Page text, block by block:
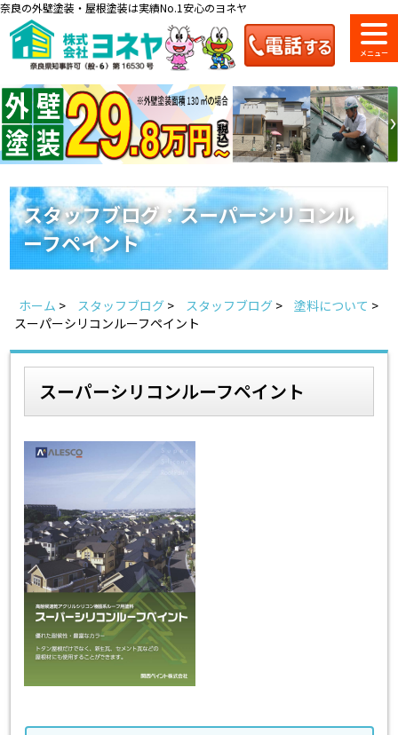
奈良の外壁塗装・屋根塗装は実績No.1安心のヨネヤ
料金一覧 会社案内 ショールーム
のご紹介
来店予約 お電話
地域の事例がいっぱい
Home お客様の声
スタッフ紹介
雨漏りについて
ヨネヤがお客様から選ばれる10の
理由
工場倉庫改修
見積もりシミュレーション
スタッフブログ：スーパーシリコンル
ーフペイント
ホーム > スタッフブログ > スタッフブログ > 塗料について >
スーパーシリコンルーフペイント
スーパーシリコンルーフペイント